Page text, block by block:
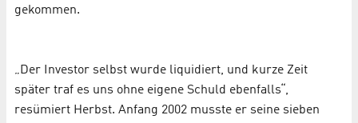
gekommen.
„Der Investor selbst wurde liquidiert, und kurze Zeit
später traf es uns ohne eigene Schuld ebenfalls“,
resümiert Herbst. Anfang 2002 musste er seine sieben